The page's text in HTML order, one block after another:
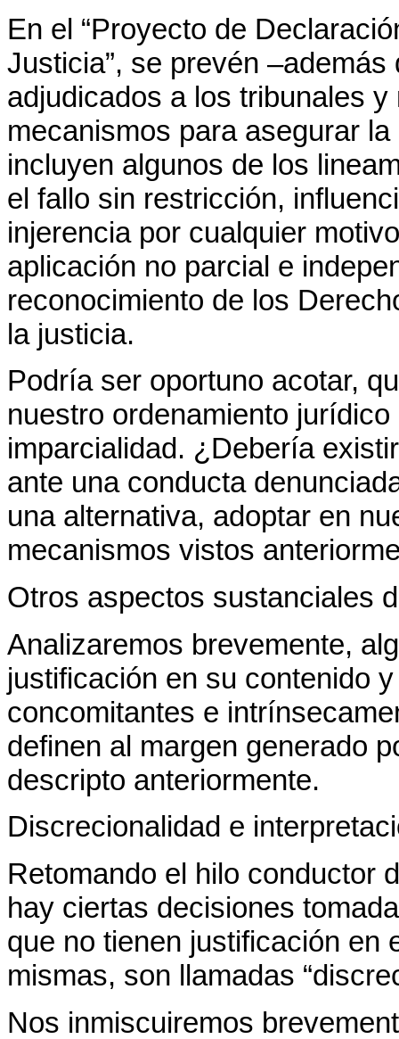
En el “Proyecto de
Justicia”, se prevén
adjudicados a los tribunales
mecanismos para asegurar
incluyen algunos de los
el fallo sin restricción,
injerencia por cualquier
aplicación no parcial e
reconocimiento de los
la justicia.
Podría ser oportuno acotar,
nuestro ordenamiento
imparcialidad. ¿Debería
ante una conducta
una alternativa, adoptar en
mecanismos vistos
Otros aspectos sustanciales
Analizaremos brevemente,
justificación en su contenido
concomitantes e
definen al margen generado
descripto anteriormente.
Discrecionalidad e
Retomando el hilo conductor
hay ciertas decisiones
que no tienen justificación en
mismas, son llamadas
Nos inmiscuiremos